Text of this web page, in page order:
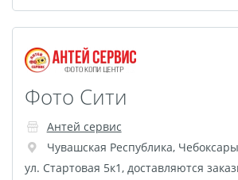
Костеры
Зеркала
Фотокамни
Фотооткрытка
Грамоты и дипломы
Прикольные принты
Фотокристаллы
УФ печать на чехлах
Открытки и
Фото Сити
Антей сервис
Чувашская Республика, Чебоксары
ул. Стартовая 5к1, доставляются